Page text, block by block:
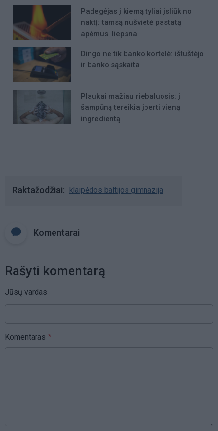
Padegėjas į kiemą tyliai įsliūkino
naktį: tamsą nušvietė pastatą
apėmusi liepsna
Dingo ne tik banko kortelė: ištuštėjo
ir banko sąskaita
Plaukai mažiau riebaluosis: į
šampūną tereikia įberti vieną
ingredientą
Raktažodžiai klaipėdos baltijos gimnazija
Komentarai
Rašyti komentarą
Jūsų vardas
Komentaras